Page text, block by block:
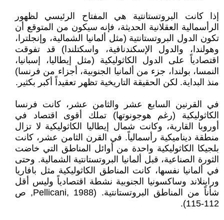
إذا كانت البروتستانتية هي المفتاح الرئيسي لظهور
الرأسمالية العقلانية الحديثة، فإنه سيكون من المتوقع أن
تكون الدول البروتستانتية (مثل ألمانيا الشمالية، وإنجلترا،
وهولندا، والدول الإسكندنافية، واسكتلندا) قد تفوقت
اقتصادياً على الدول الكاثوليكية (مثل إيطاليا، إسبانيا،
النمسا، بولندا، جزء من ألمانيا الجنوبية، أجزاء من فرنسا)
منذ البداية. لكن الحقيقة التاريخية تظهر تعقيداً أكبر بكثير.
في القرنين السابع عشر والثامن عشر، كانت فرنسا
الكاثوليكية (رغم هوجونوتها) تملك أقوى اقتصاد في
أوروبا القارية، وكانت شمال إيطاليا الكاثوليكية لا تزال
منطقة ديناميكية رأسمالياً. في القرن الثامن عشر، كانت
بلجيكا الكاثوليكية واحدة من أوائل المناطق التي خاضت
الثورة الصناعية، قبل ألمانيا البروتستانتية الشمالية. وحتى
في ألمانيا نفسها، كانت المناطق الكاثوليكية مثل بافاريا
وراينلاند وساكسونيا الجنوبية نشطة اقتصادياً وليس أقل
شأناً من المناطق البروتستانتية. (Pellicani, 1988, ص
112-115).